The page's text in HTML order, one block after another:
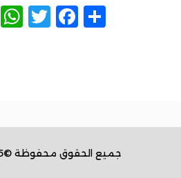
Share
جميع الحقوق محفوظة ©2025